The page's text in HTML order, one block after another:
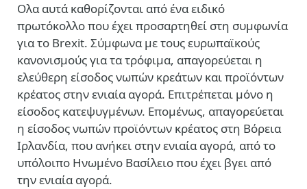
Ολα αυτά καθορίζονται από ένα ειδικό
πρωτόκολλο που έχει προσαρτηθεί στη συμφωνία
για το Brexit. Σύμφωνα με τους ευρωπαϊκούς
κανονισμούς για τα τρόφιμα, απαγορεύεται η
ελεύθερη είσοδος νωπών κρεάτων και προϊόντων
κρέατος στην ενιαία αγορά. Επιτρέπεται μόνο η
είσοδος κατεψυγμένων. Επομένως, απαγορεύεται
η είσοδος νωπών προϊόντων κρέατος στη Βόρεια
Ιρλανδία, που ανήκει στην ενιαία αγορά, από το
υπόλοιπο Ηνωμένο Βασίλειο που έχει βγει από
την ενιαία αγορά.